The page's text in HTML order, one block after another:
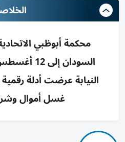
محكمة أبوظبي
السودان
النيابة عرضت أدلة
غسل أموال